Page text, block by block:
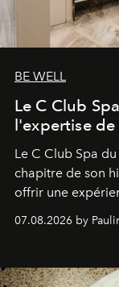
BE WELL
Le C Club
l'expertise de
Le C Club Spa
chapitre de son
offrir une
07.08.2026 by